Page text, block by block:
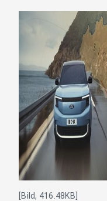
[Bild, 416.48KB]